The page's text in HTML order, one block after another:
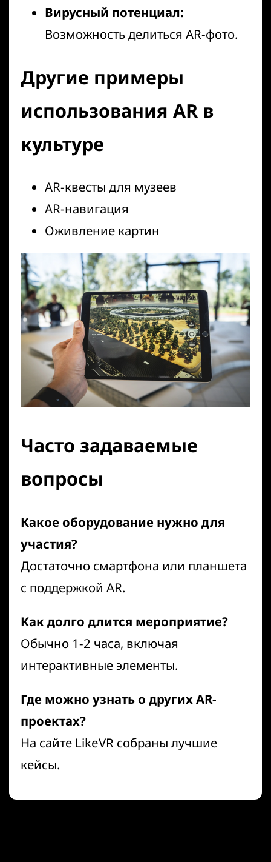
Вирусный потенциал:
Возможность делиться AR-фото.
Другие примеры
использования AR в
культуре
AR-квесты для музеев
AR-навигация
Оживление картин
Часто задаваемые
вопросы
Какое оборудование нужно для
участия?
Достаточно смартфона или планшета
с поддержкой AR.
Как долго длится мероприятие?
Обычно 1-2 часа, включая
интерактивные элементы.
Где можно узнать о других AR-
проектах?
На сайте LikeVR собраны лучшие
кейсы.